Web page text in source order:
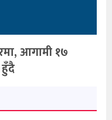
आगामी १७